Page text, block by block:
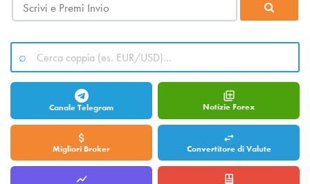
Canale Telegram Notizie Forex
Migliori Broker Convertitore di Valute